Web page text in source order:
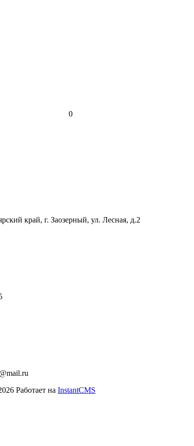
0
край, г. Заозерный, ул. Лесная, д.2
Работает на InstantCMS